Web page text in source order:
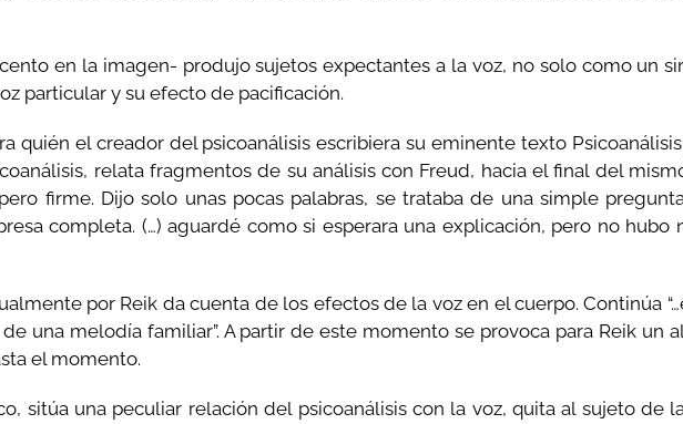
en la imagen- produjo sujetos expectantes a la voz, no solo como un
particular y su efecto de pacificación.
quién el creador del psicoanálisis escribiera su eminente texto Psicoanálisis
relata fragmentos de su análisis con Freud, hacia el final del
firme. Dijo solo unas pocas palabras, se trataba de una simple
completa. (…) aguardé como si esperara una explicación, pero no hubo
por Reik da cuenta de los efectos de la voz en el cuerpo. Continúa
una melodía familiar”. A partir de este momento se provoca para Reik un
el momento.
sitúa una peculiar relación del psicoanálisis con la voz, quita al sujeto de